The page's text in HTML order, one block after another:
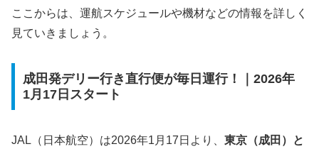
ここからは、運航スケジュールや機材などの情報を詳しく
見ていきましょう。
成田発デリー行き直行便が毎日運行！｜2026年
1月17日スタート
JAL（日本航空）は2026年1月17日より、 東京（成田）と